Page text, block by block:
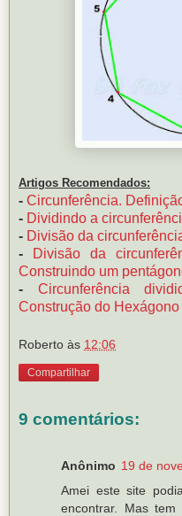
Artigos Recomendados:
- Circunferência.
- Dividindo a
- Divisão da
-
Divisão da
Construindo um
- Circunferência
Construção do Hexágono
Roberto às 12:06
Compartilhar
9 comentários:
Anônimo 19 de
Amei este site
encontrar. Mas